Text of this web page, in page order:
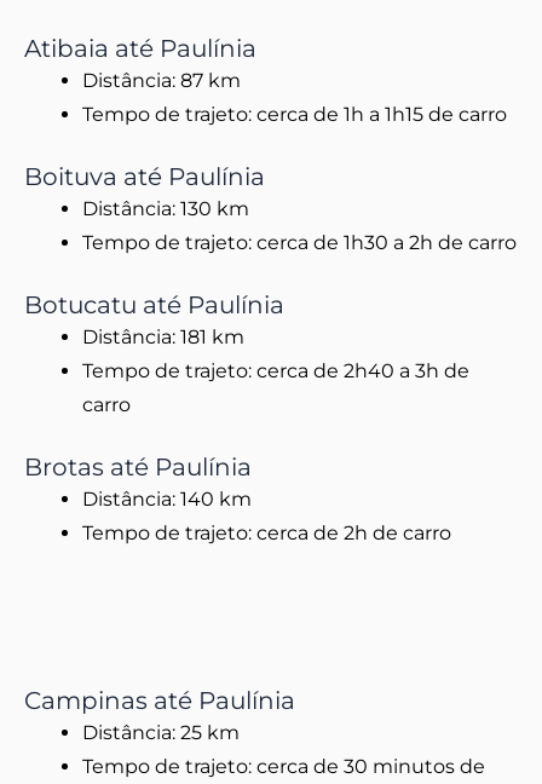
Atibaia até Paulínia
Distância: 87 km
Tempo de trajeto: cerca de 1h a 1h15 de carro
Boituva até Paulínia
Distância: 130 km
Tempo de trajeto: cerca de 1h30 a 2h de carro
Botucatu até Paulínia
Distância: 181 km
Tempo de trajeto: cerca de 2h40 a 3h de
carro
Brotas até Paulínia
Distância: 140 km
Tempo de trajeto: cerca de 2h de carro
Campinas até Paulínia
Distância: 25 km
Tempo de trajeto: cerca de 30 minutos de